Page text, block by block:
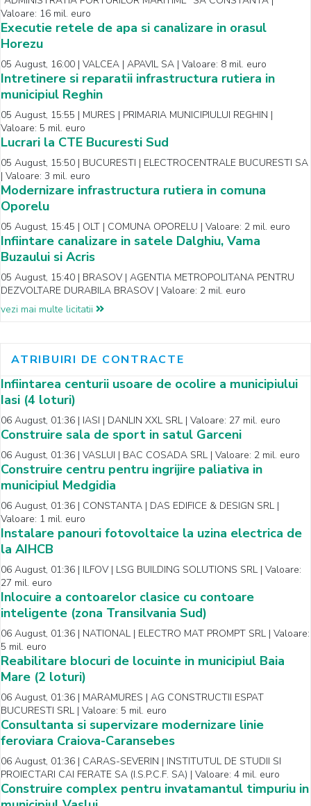
Valoare: 16 mil. euro
Executie retele de apa si canalizare in orasul
Horezu
05 August, 16:00 | VALCEA | APAVIL SA | Valoare: 8 mil. euro
Intretinere si reparatii infrastructura rutiera in
municipiul Reghin
05 August, 15:55 | MURES | PRIMARIA MUNICIPIULUI REGHIN |
Valoare: 5 mil. euro
Lucrari la CTE Bucuresti Sud
05 August, 15:50 | BUCURESTI | ELECTROCENTRALE BUCURESTI SA
| Valoare: 3 mil. euro
Modernizare infrastructura rutiera in comuna
Oporelu
05 August, 15:45 | OLT | COMUNA OPORELU | Valoare: 2 mil. euro
Infiintare canalizare in satele Dalghiu, Vama
Buzaului si Acris
05 August, 15:40 | BRASOV | AGENTIA METROPOLITANA PENTRU
DEZVOLTARE DURABILA BRASOV | Valoare: 2 mil. euro
vezi mai multe licitatii
ATRIBUIRI DE CONTRACTE
Infiintarea centurii usoare de ocolire a municipiului
Iasi (4 loturi)
06 August, 01:36 | IASI | DANLIN XXL SRL | Valoare: 27 mil. euro
Construire sala de sport in satul Garceni
06 August, 01:36 | VASLUI | BAC COSADA SRL | Valoare: 2 mil. euro
Construire centru pentru ingrijire paliativa in
municipiul Medgidia
06 August, 01:36 | CONSTANTA | DAS EDIFICE & DESIGN SRL |
Valoare: 1 mil. euro
Instalare panouri fotovoltaice la uzina electrica de
la AIHCB
06 August, 01:36 | ILFOV | LSG BUILDING SOLUTIONS SRL | Valoare:
27 mil. euro
Inlocuire a contoarelor clasice cu contoare
inteligente (zona Transilvania Sud)
06 August, 01:36 | NATIONAL | ELECTRO MAT PROMPT SRL | Valoare:
5 mil. euro
Reabilitare blocuri de locuinte in municipiul Baia
Mare (2 loturi)
06 August, 01:36 | MARAMURES | AG CONSTRUCTII ESPAT
BUCURESTI SRL | Valoare: 5 mil. euro
Consultanta si supervizare modernizare linie
feroviara Craiova-Caransebes
06 August, 01:36 | CARAS-SEVERIN | INSTITUTUL DE STUDII SI
PROIECTARI CAI FERATE SA (I.S.P.C.F. SA) | Valoare: 4 mil. euro
Construire complex pentru invatamantul timpuriu in